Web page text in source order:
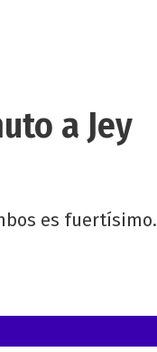
a Jey
es fuertísimo.